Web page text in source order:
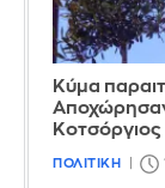
Κύμα
Κοτσόργιος
ΠΟΛΙΤΙΚΗ